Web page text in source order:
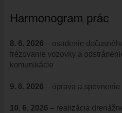
O VAJNOROCH
VAJNORY V MÉDIÁCH
AKTUALITY
FOTOGALÉRIA
ROZHLAS
Harmonogram prác
8. 6. 2026 – osadenie
frézovanie vozovky a
komunikácie
9. 6. 2026 – úprava a
10. 6. 2026 – realizácia